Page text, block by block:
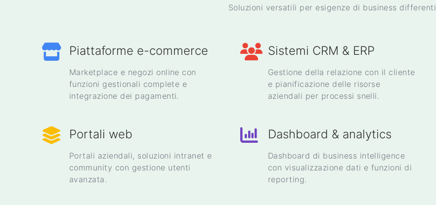
Soluzioni versatili per esigenze di business differenti
Piattaforme e-commerce
Marketplace e negozi online con
funzioni gestionali complete e
integrazione dei pagamenti.
Sistemi CRM & ERP
Gestione della relazione con il cliente
e pianificazione delle risorse
aziendali per processi snelli.
Portali web
Portali aziendali, soluzioni intranet e
community con gestione utenti
avanzata.
Dashboard & analytics
Dashboard di business intelligence
con visualizzazione dati e funzioni di
reporting.